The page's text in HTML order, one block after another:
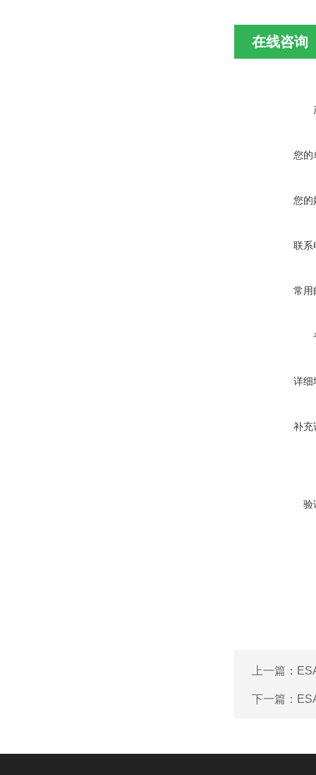
在线咨询
您的
您的
联系
常用
详细
补充
验
上一篇：
下一篇：